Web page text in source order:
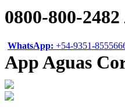
0800-800-
WhatsApp: +54-9351-
App Aguas